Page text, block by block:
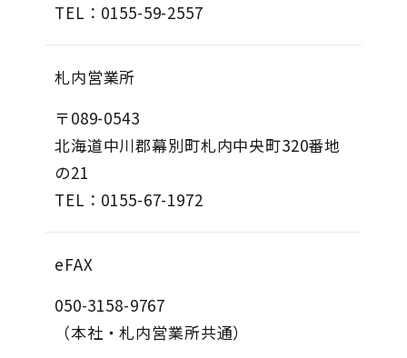
TEL：0155-59-2557
札内営業所
〒089-0543
北海道中川郡幕別町札内中央町320番地
の21​​​​​​​​
TEL：0155-67-1972
eFAX
050-3158-9767
（本社・札内営業所共通）